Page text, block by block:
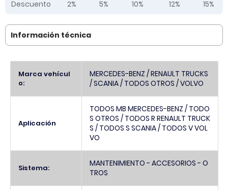
Descuento
2% 5% 10% 12% 15%
Información técnica
Información
Marca vehícul
o:
MERCEDES-BENZ / RENAULT TRUCKS
/ SCANIA / TODOS OTROS / VOLVO
Aplicación
TODOS MB MERCEDES-BENZ / TODO
S OTROS / TODOS R RENAULT TRUCK
S / TODOS S SCANIA / TODOS V VOL
VO
Sistema:
MANTENIMIENTO - ACCESORIOS - O
TROS